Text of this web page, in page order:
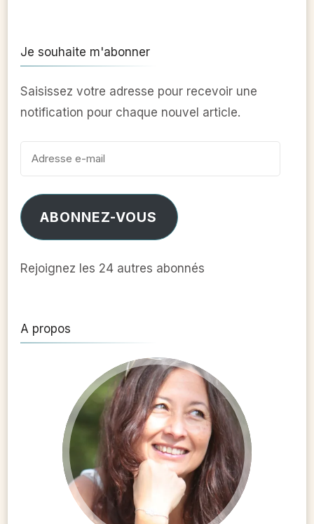
Je souhaite m'abonner
Saisissez votre adresse pour recevoir une
notification pour chaque nouvel article.
e-
mail
ABONNEZ-VOUS
Rejoignez les 24 autres abonnés
A propos